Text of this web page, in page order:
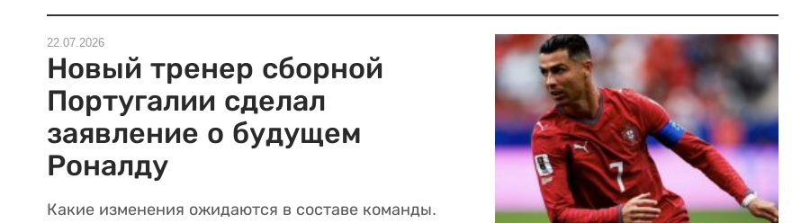
22.07.2026
Новый тренер сборной
Португалии сделал
заявление о будущем
Роналду
Какие изменения ожидаются в составе команды.